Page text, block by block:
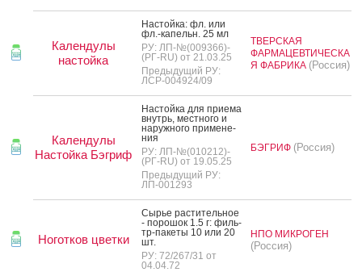
Календулы
настойка
Нас­той­ка: фл. или
фл.-ка­пельн. 25 мл
РУ: ЛП-№(009366)-
(РГ-RU) от 21.03.25
Предыдущий РУ:
ЛСР-004924/09
ТВЕРСКАЯ
ФАРМАЦЕВТИЧЕСКА
Я ФАБРИКА (Россия)
Календулы
Настойка Бэгриф
Нас­той­ка для при­ема
внутрь, мес­тно­го и
на­руж­но­го при­мене­
ния
РУ: ЛП-№(010212)-
(РГ-RU) от 19.05.25
Предыдущий РУ:
ЛП-001293
БЭГРИФ (Россия)
Ноготков цветки
Сырье рас­ти­тель­ное
- по­рошок 1.5 г: филь­
тр-па­кеты 10 или 20
шт.
РУ: 72/267/31 от
04.04.72
НПО МИКРОГЕН
(Россия)